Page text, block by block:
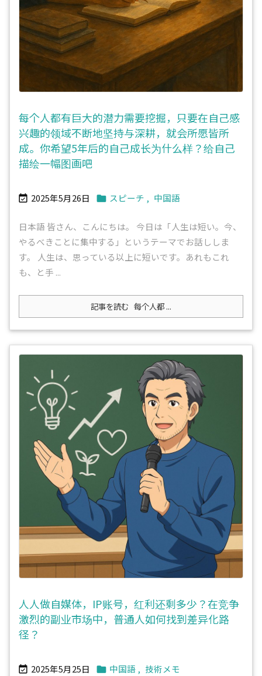
每个人都有巨大的潜力需要挖掘，只要在自己感
兴趣的领域不断地坚持与深耕，就会所愿皆所
成。你希望5年后的自己成长为什么样？给自己
描绘一幅图画吧
 2025年5月26日  スピーチ , 中国語
日本語 皆さん、こんにちは。 今日は「人生は短い。今、
やるべきことに集中する」というテーマでお話ししま
す。 人生は、思っている以上に短いです。あれもこれ
も、と手 ...
記事を読む 每个人都 ...
人人做自媒体，IP账号，红利还剩多少？在竞争
激烈的副业市场中，普通人如何找到差异化路
径？
 2025年5月25日  中国語 , 技術メモ